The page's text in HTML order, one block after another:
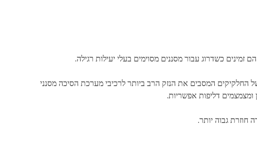
כשדרוג עבור מסננים מסוימים בעלי יעילות רגילה.
החלקיקים המסבים את הנזק הרב ביותר לרכיבי מערכת הסיכה מסנני
חוזרת גבוה יותר.